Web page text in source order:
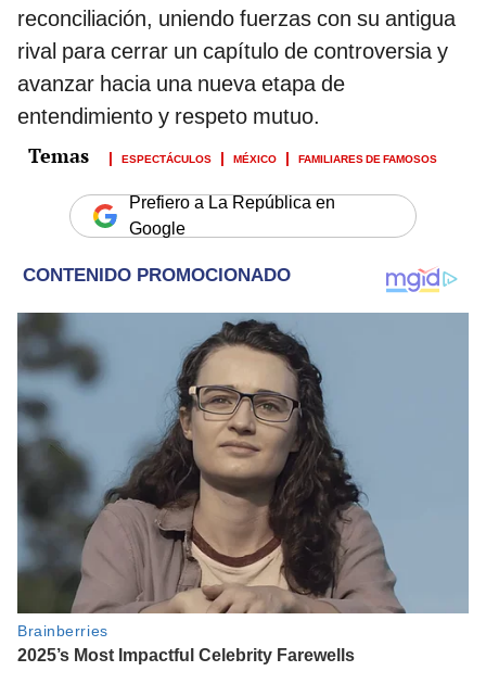
reconciliación, uniendo fuerzas con su antigua
rival para cerrar un capítulo de controversia y
avanzar hacia una nueva etapa de
entendimiento y respeto mutuo.
ESPECTÁCULOS MÉXICO FAMILIARES DE FAMOSOS
Prefiero a La República en
Google